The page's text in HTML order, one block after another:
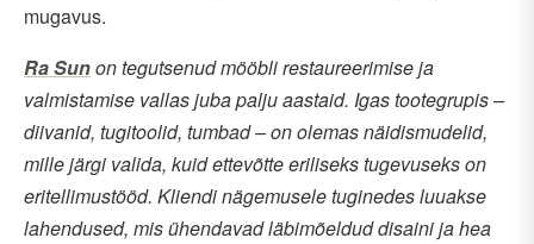
mugavus.
Ra Sunon tegutsenud mööbli restaureerimise ja
valmistamise vallas juba palju aastaid. Igas tootegrupis –
diivanid, tugitoolid, tumbad – on olemas näidismudelid,
mille järgi valida, kuid ettevõtte eriliseks tugevuseks on
eritellimustööd. Kliendi nägemusele tuginedes luuakse
lahendused, mis ühendavad läbimõeldud disaini ja hea